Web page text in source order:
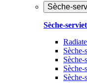
Sèche-
Sèche-
Sèche-
Sèche-